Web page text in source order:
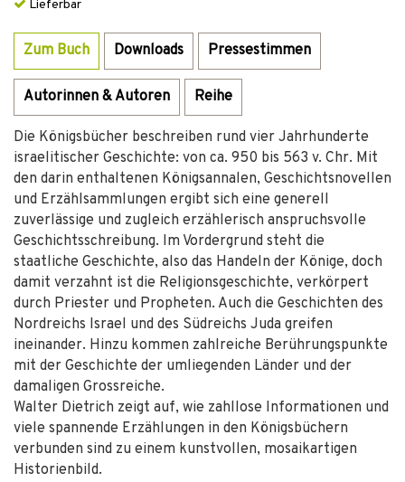
Lieferbar
Zum Buch Downloads Pressestimmen
Autorinnen & Autoren Reihe
Die Königsbücher beschreiben rund vier Jahrhunderte
israelitischer Geschichte: von ca. 950 bis 563 v. Chr. Mit
den darin enthaltenen Königsannalen, Geschichtsnovellen
und Erzählsammlungen ergibt sich eine generell
zuverlässige und zugleich erzählerisch anspruchsvolle
Geschichtsschreibung. Im Vordergrund steht die
staatliche Geschichte, also das Handeln der Könige, doch
damit verzahnt ist die Religionsgeschichte, verkörpert
durch Priester und Propheten. Auch die Geschichten des
Nordreichs Israel und des Südreichs Juda greifen
ineinander. Hinzu kommen zahlreiche Berührungspunkte
mit der Geschichte der umliegenden Länder und der
damaligen Grossreiche.
Walter Dietrich zeigt auf, wie zahllose Informationen und
viele spannende Erzählungen in den Königsbüchern
verbunden sind zu einem kunstvollen, mosaikartigen
Historienbild.